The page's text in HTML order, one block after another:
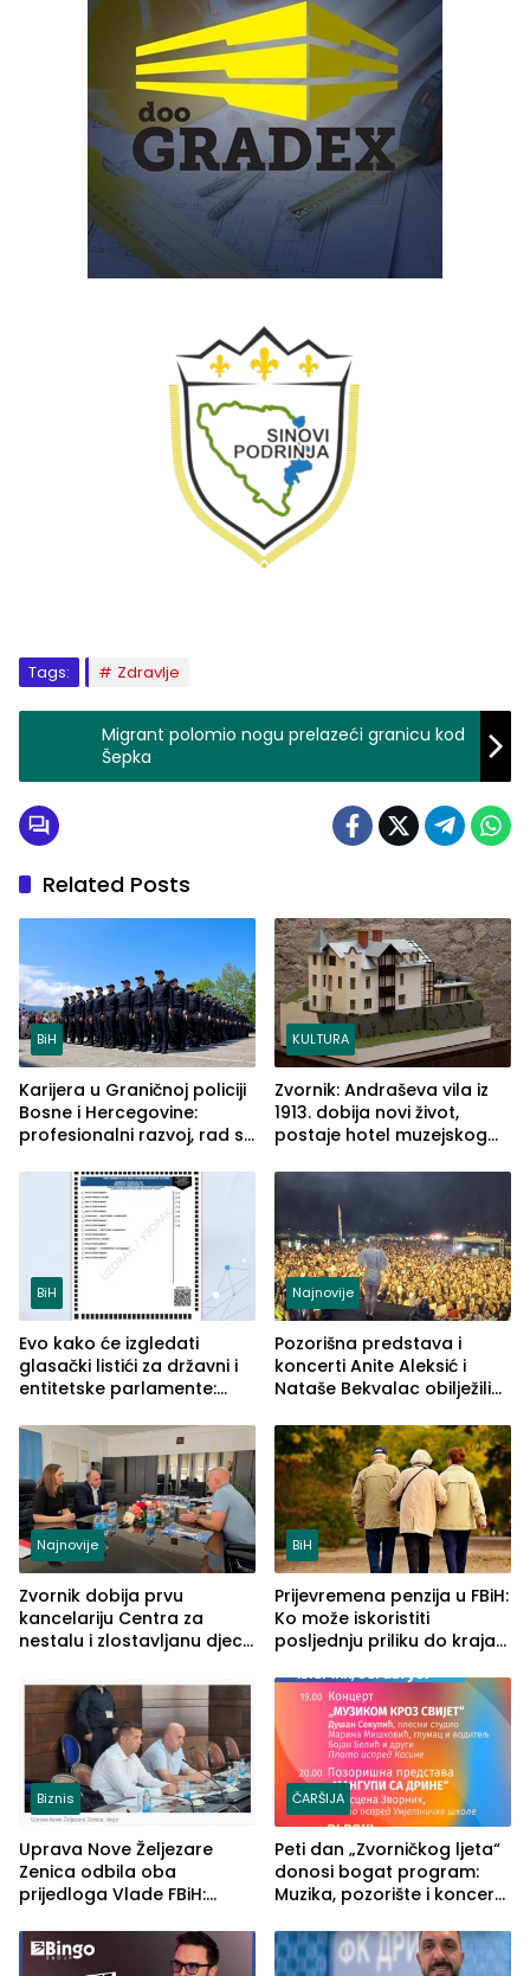
Tags: Zdravlje
Migrant polomio nogu prelazeći granicu kod
Šepka
Related Posts
BiH
Karijera u Graničnoj policiji
Bosne i Hercegovine:
profesionalni razvoj, rad sa
služba građanima
KULTURA
Zvornik: Andraševa vila iz
1913. dobija novi život,
postaje hotel muzejskog
BiH
Evo kako će izgledati
glasački listići za državni i
entitetske parlamente:
vidljive na njima
Najnovije
Pozorišna predstava i
koncerti Anite Aleksić i
Nataše Bekvalac obilježili
ljeta (FOTO)
Najnovije
Zvornik dobija prvu
kancelariju Centra za
nestalu i zlostavljanu djecu
BiH
Prijevremena penzija u FBiH:
Ko može iskoristiti
posljednju priliku do kraja
Biznis
Uprava Nove Željezare
Zenica odbila oba
prijedloga Vlade FBiH:
rješenje
ČARŠIJA
Peti dan „Zvorničkog ljeta“
donosi bogat program:
Muzika, pozorište i koncert